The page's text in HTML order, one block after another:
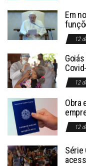
Em
12
12
Obra
12
Série